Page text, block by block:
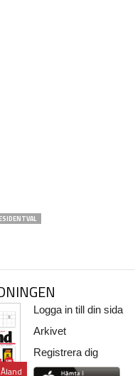
Logga in till din sida
Arkivet
Registrera dig